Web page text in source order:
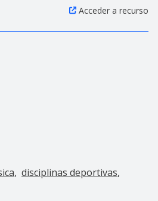
Acceder a recurso
disciplinas deportivas